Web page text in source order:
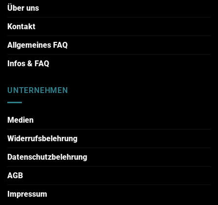
Über uns
Kontakt
Allgemeines FAQ
Infos & FAQ
UNTERNEHMEN
Medien
Widerrufsbelehrung
Datenschutzbelehrung
AGB
Impressum